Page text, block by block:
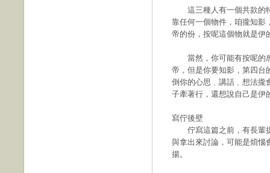
這三種人有一個共款的特
靠任何一個物件，咱攏知影
帝的份，按呢這個物就是伊
當然，你可能有按呢的
帝，但是你要知影，第四台
倒你的心思﹑講話﹑想法攏
子牽著行，還想說自己是伊
寫佇後壁
佇寫這篇之前，有長輩提
與拿出來討論，可能是煩惱
揚。